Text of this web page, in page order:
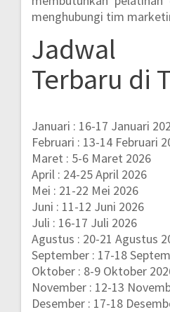
menghubungi tim
Jadwal
Terbaru di
Januari : 16-17 Januari
Februari : 13-14 Februari
Maret : 5-6 Maret 2026
April : 24-25 April 2026
Mei : 21-22 Mei 2026
Juni : 11-12 Juni 2026
Juli : 16-17 Juli 2026
Agustus : 20-21 Agustus
September : 17-18
Oktober : 8-9 Oktober
November : 12-13
Desember : 17-18